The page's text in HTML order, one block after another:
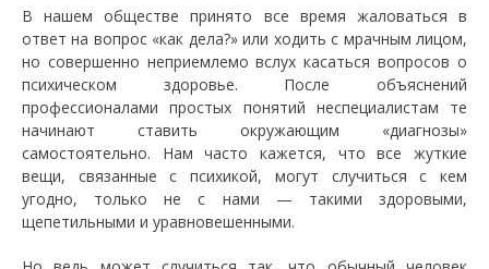
В нашем обществе принято все время жаловаться в
ответ на вопрос «как дела?» или ходить с мрачным лицом,
но совершенно неприемлемо вслух касаться вопросов о
психическом здоровье. После объяснений
профессионалами простых понятий неспециалистам те
начинают ставить окружающим «диагнозы»
самостоятельно. Нам часто кажется, что все жуткие
вещи, связанные с психикой, могут случиться с кем
угодно, только не с нами — такими здоровыми,
щепетильными и уравновешенными.